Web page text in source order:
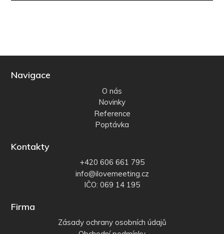
Navigace
O nás
Novinky
Reference
Poptávka
Kontakty
+420 606 661 795
info@ilovemeeting.cz
IČO: 069 14 195
Firma
Zásady ochrany osobních údajů